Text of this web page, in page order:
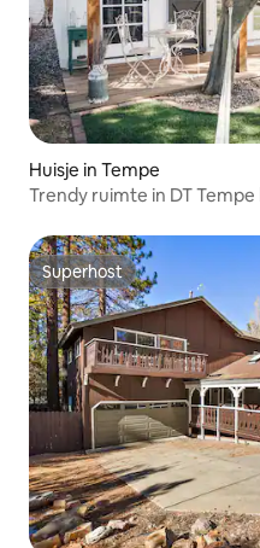
Huisje in Tempe
Trendy ruimte in DT
Superhost
Superhost